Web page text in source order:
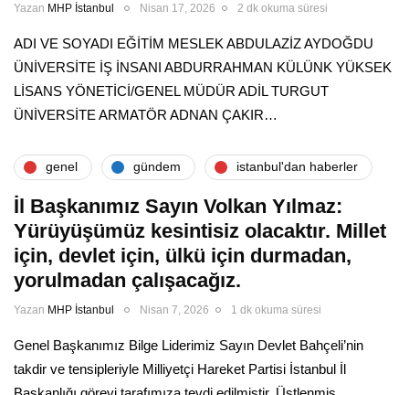
Yazan MHP İstanbul Nisan 17, 2026 2 dk okuma süresi
ADI VE SOYADI EĞİTİM MESLEK ABDULAZİZ AYDOĞDU
ÜNİVERSİTE İŞ İNSANI ABDURRAHMAN KÜLÜNK YÜKSEK
LİSANS YÖNETİCİ/GENEL MÜDÜR ADİL TURGUT
ÜNİVERSİTE ARMATÖR ADNAN ÇAKIR…
genel gündem i̇stanbul'dan haberler
İl Başkanımız Sayın Volkan Yılmaz:
Yürüyüşümüz kesintisiz olacaktır. Millet
için, devlet için, ülkü için durmadan,
yorulmadan çalışacağız.
Yazan MHP İstanbul Nisan 7, 2026 1 dk okuma süresi
Genel Başkanımız Bilge Liderimiz Sayın Devlet Bahçeli’nin
takdir ve tensipleriyle Milliyetçi Hareket Partisi İstanbul İl